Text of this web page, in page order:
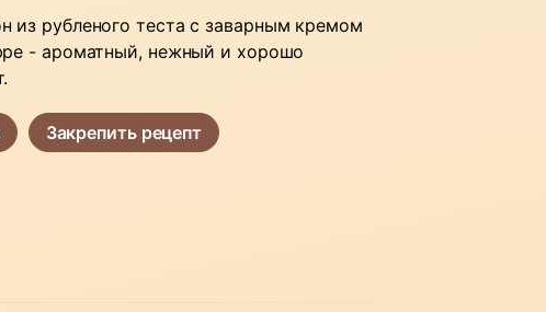
из рубленого теста с заварным кремом
- ароматный, нежный и хорошо
Закрепить рецепт